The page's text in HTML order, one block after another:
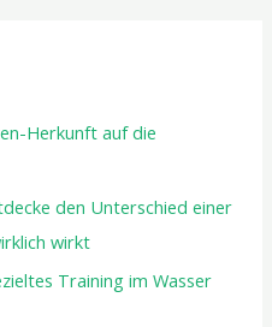
Herkunft auf die
den Unterschied einer
wirkt
Training im Wasser